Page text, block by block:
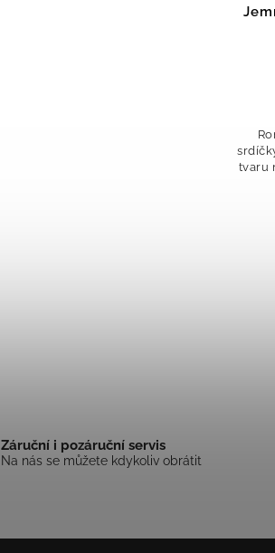
tvaru
Záruční i pozáruční servis
Na nás se můžete kdykoliv obrátit